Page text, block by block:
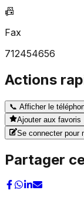
📠
Fax
712454656
Actions
📞 Afficher le
Ajouter aux favoris
Se connecter pour
Partager